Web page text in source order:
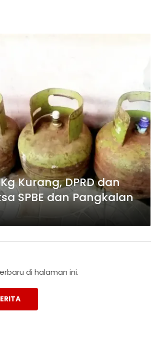
Kurang, DPRD dan
SPBE dan Pangkalan
di halaman ini.